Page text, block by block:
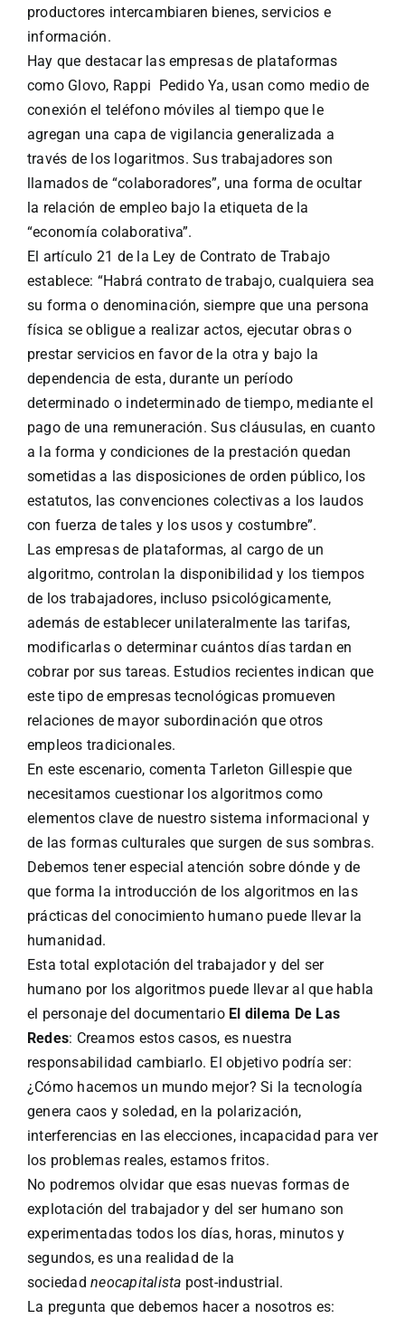
productores intercambiaren bienes, servicios e
información.
Hay que destacar las empresas de plataformas
como Glovo, Rappi Pedido Ya, usan como medio de
conexión el teléfono móviles al tiempo que le
agregan una capa de vigilancia generalizada a
través de los logaritmos. Sus trabajadores son
llamados de “colaboradores”, una forma de ocultar
la relación de empleo bajo la etiqueta de la
“economía colaborativa”.
El artículo 21 de la Ley de Contrato de Trabajo
establece: “Habrá contrato de trabajo, cualquiera sea
su forma o denominación, siempre que una persona
física se obligue a realizar actos, ejecutar obras o
prestar servicios en favor de la otra y bajo la
dependencia de esta, durante un período
determinado o indeterminado de tiempo, mediante el
pago de una remuneración. Sus cláusulas, en cuanto
a la forma y condiciones de la prestación quedan
sometidas a las disposiciones de orden público, los
estatutos, las convenciones colectivas a los laudos
con fuerza de tales y los usos y costumbre”.
Las empresas de plataformas, al cargo de un
algoritmo, controlan la disponibilidad y los tiempos
de los trabajadores, incluso psicológicamente,
además de establecer unilateralmente las tarifas,
modificarlas o determinar cuántos días tardan en
cobrar por sus tareas. Estudios recientes indican que
este tipo de empresas tecnológicas promueven
relaciones de mayor subordinación que otros
empleos tradicionales.
En este escenario, comenta Tarleton Gillespie que
necesitamos cuestionar los algoritmos como
elementos clave de nuestro sistema informacional y
de las formas culturales que surgen de sus sombras.
Debemos tener especial atención sobre dónde y de
que forma la introducción de los algoritmos en las
prácticas del conocimiento humano puede llevar la
humanidad.
Esta total explotación del trabajador y del ser
humano por los algoritmos puede llevar al que habla
el personaje del documentario El dilema De Las
Redes: Creamos estos casos, es nuestra
responsabilidad cambiarlo. El objetivo podría ser:
¿Cómo hacemos un mundo mejor? Si la tecnología
genera caos y soledad, en la polarización,
interferencias en las elecciones, incapacidad para ver
los problemas reales, estamos fritos.
No podremos olvidar que esas nuevas formas de
explotación del trabajador y del ser humano son
experimentadas todos los días, horas, minutos y
segundos, es una realidad de la
sociedadneocapitalista post-industrial.
La pregunta que debemos hacer a nosotros es: